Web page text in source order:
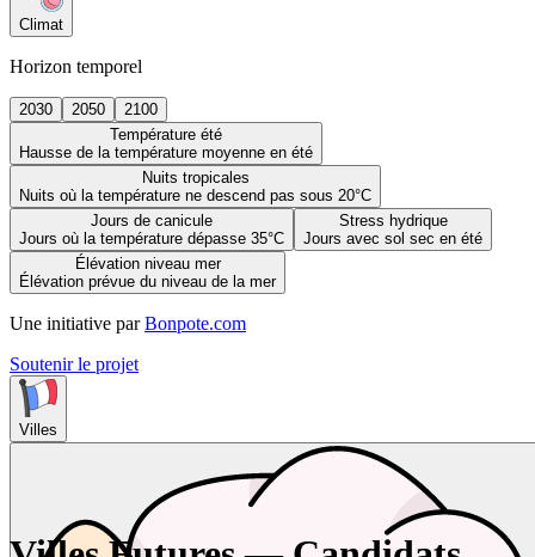
Climat
Horizon temporel
2030 2050
2100
Température été
Hausse de la température moyenne en été
Nuits tropicales
Nuits où la température ne descend pas sous 20°C
Jours de canicule
Jours où la température dépasse 35°C
Stress hydrique
Jours avec sol sec en été
Élévation niveau mer
Élévation prévue du niveau de la mer
Une initiative par Bonpote.com
Soutenir le projet
Villes